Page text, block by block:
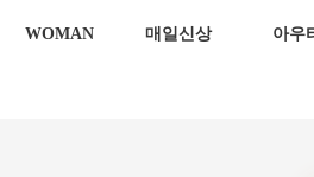
WOMAN 매일신상 아우